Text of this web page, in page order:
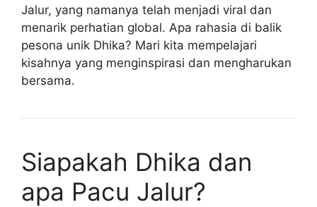
Jalur, yang namanya telah menjadi viral dan
menarik perhatian global. Apa rahasia di balik
pesona unik Dhika? Mari kita mempelajari
kisahnya yang menginspirasi dan mengharukan
bersama.
Siapakah Dhika dan
apa Pacu Jalur?